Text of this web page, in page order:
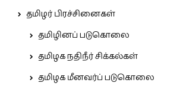
தமிழர் பிரச்சினைகள்
தமிழினப் படுகொலை
தமிழக நதிநீர் சிக்கல்கள்
தமிழக மீனவர்ப் படுகொலை